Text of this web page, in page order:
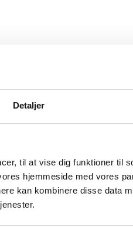
Detaljer
til at vise dig funktioner til
hjemmeside med vores
kan kombinere disse data